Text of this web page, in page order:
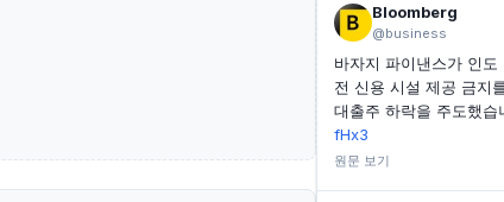
Bloomberg
@business
바자지 파이낸스가 인
전 신용 시설 제공 금지
대출주 하락을 주도했습
fHx3
원문 보기